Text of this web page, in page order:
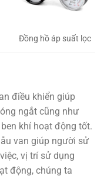
Đồng hồ áp suất lọc
điều khiển giúp
ngắt cũng như
khí hoạt động tốt.
van giúp người sử
vị trí sử dụng
động, chúng ta